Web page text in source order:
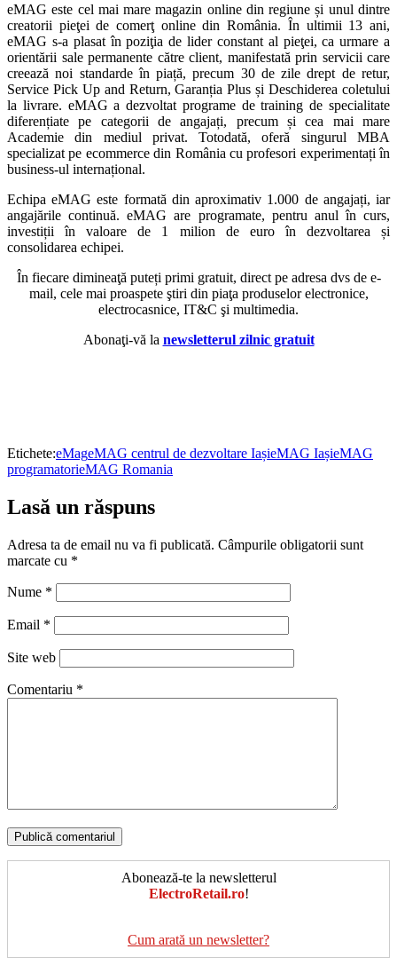
eMAG este cel mai mare magazin online din regiune și unul dintre
creatorii pieţei de comerţ online din România. În ultimii 13 ani,
eMAG s-a plasat în poziţia de lider constant al pieţei, ca urmare a
orientării sale permanente către client, manifestată prin servicii care
creează noi standarde în piață, precum 30 de zile drept de retur,
Service Pick Up and Return, Garanția Plus și Deschiderea coletului
la livrare. eMAG a dezvoltat programe de training de specialitate
diferențiate pe categorii de angajați, precum și cea mai mare
Academie din mediul privat. Totodată, oferă singurul MBA
specializat pe ecommerce din România cu profesori experimentați în
business-ul internațional.
Echipa eMAG este formată din aproximativ 1.000 de angajați, iar
angajările continuă. eMAG are programate, pentru anul în curs,
investiții în valoare de 1 milion de euro în dezvoltarea și
consolidarea echipei.
În fiecare dimineaţă puteți primi gratuit, direct pe adresa dvs de e-
mail, cele mai proaspete ştiri din piaţa produselor electronice,
electrocasnice, IT&C şi multimedia.
Abonaţi-vă la newsletterul zilnic gratuit
Etichete:eMageMAG centrul de dezvoltare IașieMAG IașieMAG
programatorieMAG Romania
Lasă un răspuns
Adresa ta de email nu va fi publicată. Câmpurile obligatorii sunt
marcate cu *
Nume *
Email *
Site web
Comentariu *
Abonează-te la newsletterul
ElectroRetail.ro!
Cum arată un newsletter?